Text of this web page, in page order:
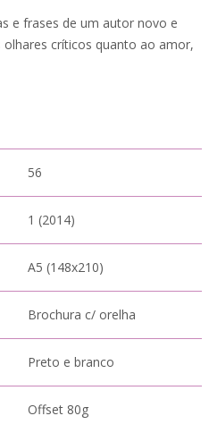
e frases de um autor novo e
críticos quanto ao amor,
56
1 (2014)
A5 (148x210)
Brochura c/ orelha
Preto e branco
Offset 80g